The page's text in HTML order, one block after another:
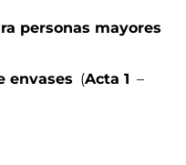
personas mayores
envases ​ (Acta 1 ​ – ​